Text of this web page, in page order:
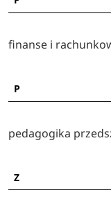
finanse i
P
pedagogika
Z